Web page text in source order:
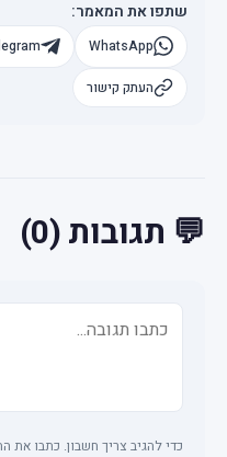
שתפו את המאמר:
WhatsApp
העתק קישור
💬 תגובות (0)
כדי להגיב צריך חשבון. כתבו את